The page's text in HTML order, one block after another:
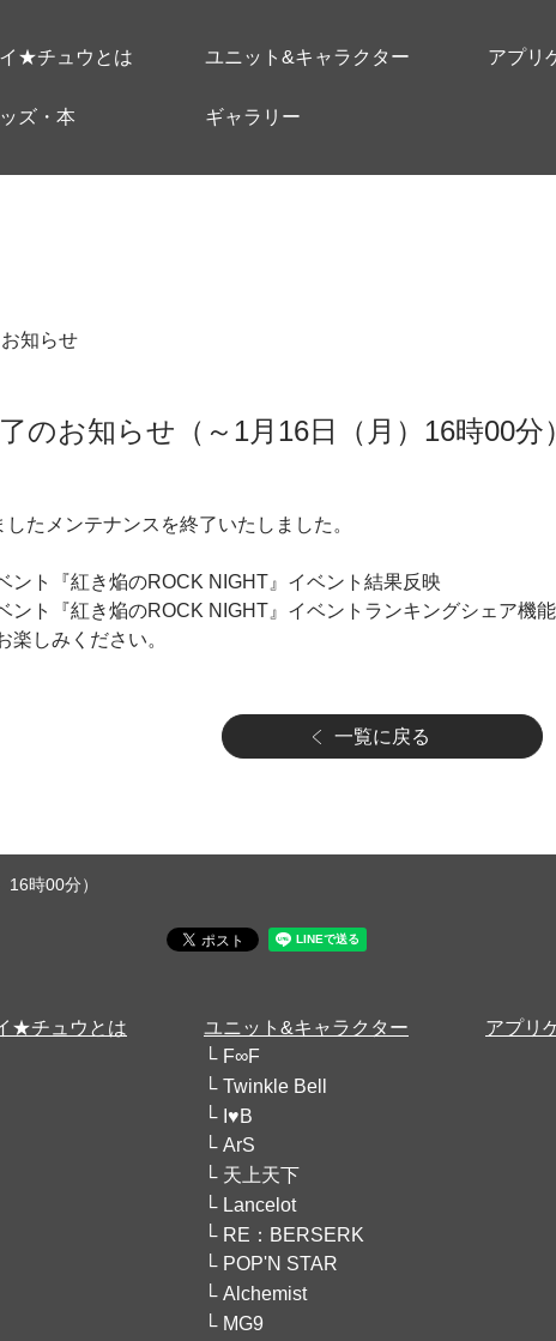
★チュウとは ユニット&キャラクター アプリ
ズ・本 ギャラリー
お知らせ
のお知らせ（～1月16日（月）16時00分）
たメンテナンスを終了いたしました。
ント『紅き焔のROCK NIGHT』イベント結果反映
ント『紅き焔のROCK NIGHT』イベントランキングシェア機
楽しみください。
一覧に戻る
時00分）
★チュウとは
ユニット&キャラクター
F∞F
Twinkle Bell
I♥B
ArS
天上天下
Lancelot
RE：BERSERK
POP'N STAR
Alchemist
MG9
アプリ